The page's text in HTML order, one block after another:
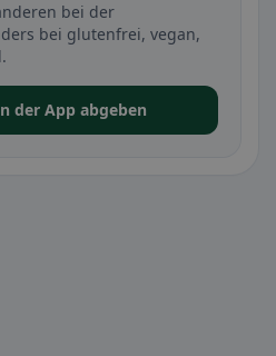
bei der
bei glutenfrei, vegan,
der App abgeben